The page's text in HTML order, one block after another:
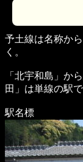
予土線は名称か
く。
「北宇和島」か
田」は単線の駅で
駅名標